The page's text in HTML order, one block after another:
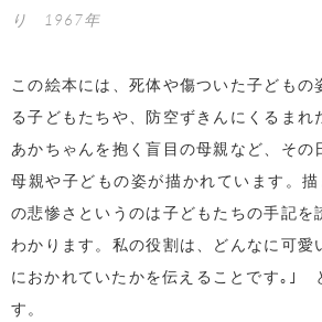
り 1967年
この絵本には、死体や傷ついた子ども
る子どもたちや、防空ずきんにくるまれ
あかちゃんを抱く盲目の母親など、その
母親や子どもの姿が描かれています。
の悲惨さというのは子どもたちの手記を
わかります。私の役割は、どんなに可愛
におかれていたかを伝えることです｡｣
す。